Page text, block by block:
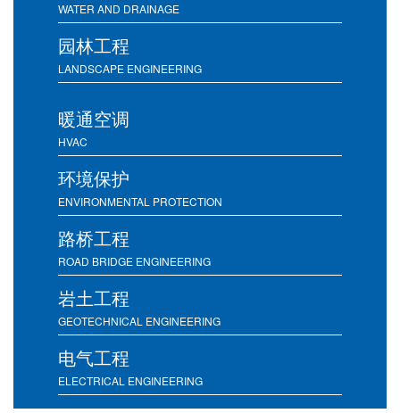
WATER AND DRAINAGE
园林工程
LANDSCAPE ENGINEERING
暖通空调
HVAC
环境保护
ENVIRONMENTAL PROTECTION
路桥工程
ROAD BRIDGE ENGINEERING
岩土工程
GEOTECHNICAL ENGINEERING
电气工程
ELECTRICAL ENGINEERING